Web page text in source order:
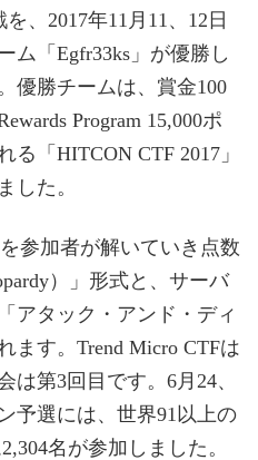
、2017年11月11、12日
ム「Egfr33ks」が優勝し
優勝チームは、賞金100
Program 15,000ポ
る「HITCON CTF 2017」
した。
参加者が解いていき点数
）」形式と、サーバ
アタック・アンド・ディ
ます。Trend Micro CTFは
は第3回目です。6月24、
予選には、世界91以上の
名が参加しました。